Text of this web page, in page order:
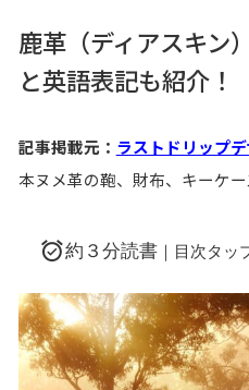
鹿革（ディアスキン
と英語表記も紹介！
記事掲載元： ラストドリップ
本ヌメ革の鞄、財布、キーケ
約３分読書｜目次タッ